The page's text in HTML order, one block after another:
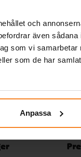
och
även
som vi
som de har
Anpassa